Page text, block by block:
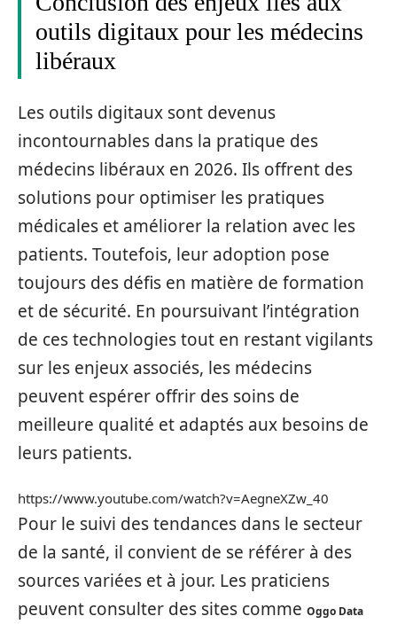
outils digitaux pour les médecins
libéraux
Les outils digitaux sont devenus
incontournables dans la pratique des
médecins libéraux en 2026. Ils offrent des
solutions pour optimiser les pratiques
médicales et améliorer la relation avec les
patients. Toutefois, leur adoption pose
toujours des défis en matière de formation
et de sécurité. En poursuivant l’intégration
de ces technologies tout en restant vigilants
sur les enjeux associés, les médecins
peuvent espérer offrir des soins de
meilleure qualité et adaptés aux besoins de
leurs patients.
https://www.youtube.com/watch?v=AegneXZw_40
Pour le suivi des tendances dans le secteur
de la santé, il convient de se référer à des
sources variées et à jour. Les praticiens
peuvent consulter des sites comme Oggo Data